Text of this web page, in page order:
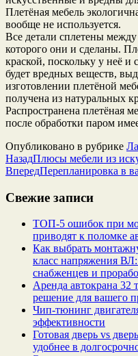
Плетёная мебель
вообще не используется.
Все детали сплетены
которого они и сделаны.
краской, поскольку у неё и
будет вредных веществ,
изготовлении плетёной
получена из натуральных
Распространена плетёная
после обработки паром
Опубликовано в рубрике
НазадПлюсы мебели из
ВпередПерепланировка в
Свежие записи
ТОП-5 ошибок при
приводят к поломке
Как выбрать
класс напряжения ВЛ:
снабженцев и
Аренда автокрана 32
решение для вашего
Чип‑тюнинг
эффективности
Готовая дверь vs
удобнее в